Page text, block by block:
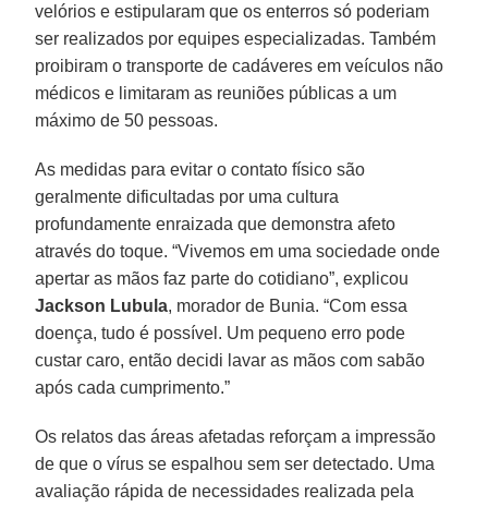
velórios e estipularam que os enterros só poderiam
ser realizados por equipes especializadas. Também
proibiram o transporte de cadáveres em veículos não
médicos e limitaram as reuniões públicas a um
máximo de 50 pessoas.
As medidas para evitar o contato físico são
geralmente dificultadas por uma cultura
profundamente enraizada que demonstra afeto
através do toque. “Vivemos em uma sociedade onde
apertar as mãos faz parte do cotidiano”, explicou
Jackson Lubula, morador de Bunia. “Com essa
doença, tudo é possível. Um pequeno erro pode
custar caro, então decidi lavar as mãos com sabão
após cada cumprimento.”
Os relatos das áreas afetadas reforçam a impressão
de que o vírus se espalhou sem ser detectado. Uma
avaliação rápida de necessidades realizada pela